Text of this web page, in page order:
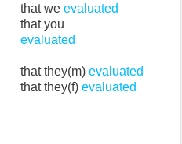
that we evaluated
that you
evaluated
that they(m) evaluated
that they(f) evaluated